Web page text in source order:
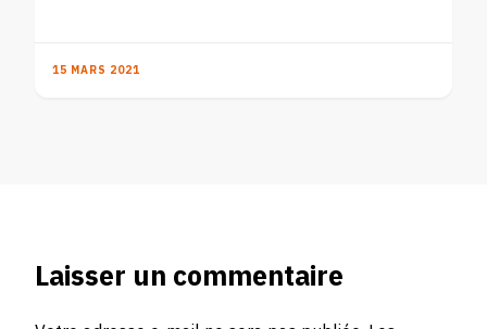
15 MARS 2021
Laisser un commentaire